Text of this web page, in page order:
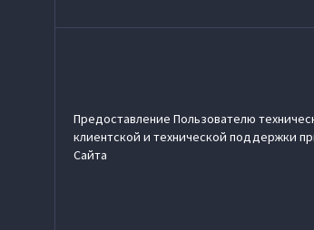
Предоставление Пользователю
клиентской и технической поддержки
Сайта